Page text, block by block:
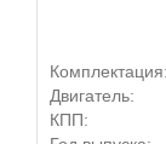
Комплектация:
Двигатель:
КПП: